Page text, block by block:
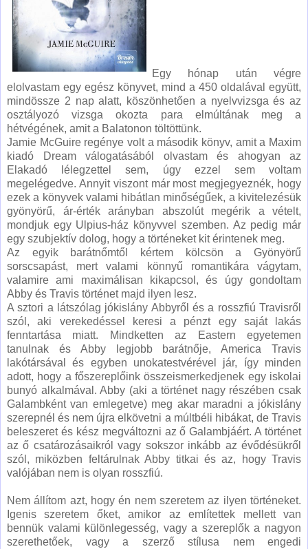
Egy hónap után végre
elolvastam egy egész könyvet, mind a 450 oldalával együtt,
mindössze 2 nap alatt, köszönhetően a nyelvvizsga és az
osztályozó vizsga okozta para elmúltának meg a
hétvégének, amit a Balatonon töltöttünk.
Jamie McGuire regénye volt a második könyv, amit a Maxim
kiadó Dream válogatásából olvastam és ahogyan az
Elakadó lélegzettel sem, úgy ezzel sem voltam
megelégedve. Annyit viszont már most megjegyeznék, hogy
ezek a könyvek valami hibátlan minőségűek, a kivitelezésük
gyönyörű, ár-érték arányban abszolút megérik a vételt,
mondjuk egy Ulpius-ház könyvvel szemben. Az pedig már
egy szubjektív dolog, hogy a történeket kit érintenek meg.
Az egyik barátnőmtől kértem kölcsön a Gyönyörű
sorscsapást, mert valami könnyű romantikára vágytam,
valamire ami maximálisan kikapcsol, és úgy gondoltam
Abby és Travis történet majd ilyen lesz.
A sztori a látszólag jókislány Abbyről és a rosszfiú Travisről
szól, aki verekedéssel keresi a pénzt egy saját lakás
fenntartása miatt. Mindketten az Eastern egyetemen
tanulnak és Abby legjobb barátnője, America Travis
lakótársával és egyben unokatestvérével jár, így minden
adott, hogy a főszereplőink összeismerkedjenek egy iskolai
bunyó alkalmával. Abby (aki a történet nagy részében csak
Galambként van emlegetve) meg akar maradni a jókislány
szerepnél és nem újra elkövetni a múltbéli hibákat, de Travis
beleszeret és kész megváltozni az ő Galambjáért. A történet
az ő csatározásaikról vagy sokszor inkább az évődésükről
szól, miközben feltárulnak Abby titkai és az, hogy Travis
valójában nem is olyan rosszfiú.
Nem állítom azt, hogy én nem szeretem az ilyen történeket.
Igenis szeretem őket, amikor az említettek mellett van
bennük valami különlegesség, vagy a szereplők a nagyon
szerethetőek, vagy a szerző stílusa nem engedi